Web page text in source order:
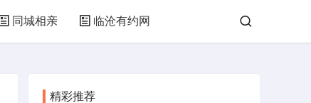
同城相亲 临沧有约网
精彩推荐